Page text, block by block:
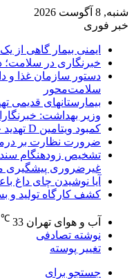
شنبه, 8 آگوست 2026
خبر فوری
ایمنی بیمار گاهی از
خبرنگاری در سلامت؛
سلامت‌محور
بیمارستانهای
وزیر بهداشت:
کمبود ویتامین D تهدید خاموش در رشد کودکان
ضرورت نظارت بر
تشخیص زودهنگام
غیرضروری پیشگیری
آیا نوشیدن چای
کشف کارگاه تولید و
آب و هوای تهران 33
℃
نوشته تصادفی
تغییر پوسته
جستجو برای